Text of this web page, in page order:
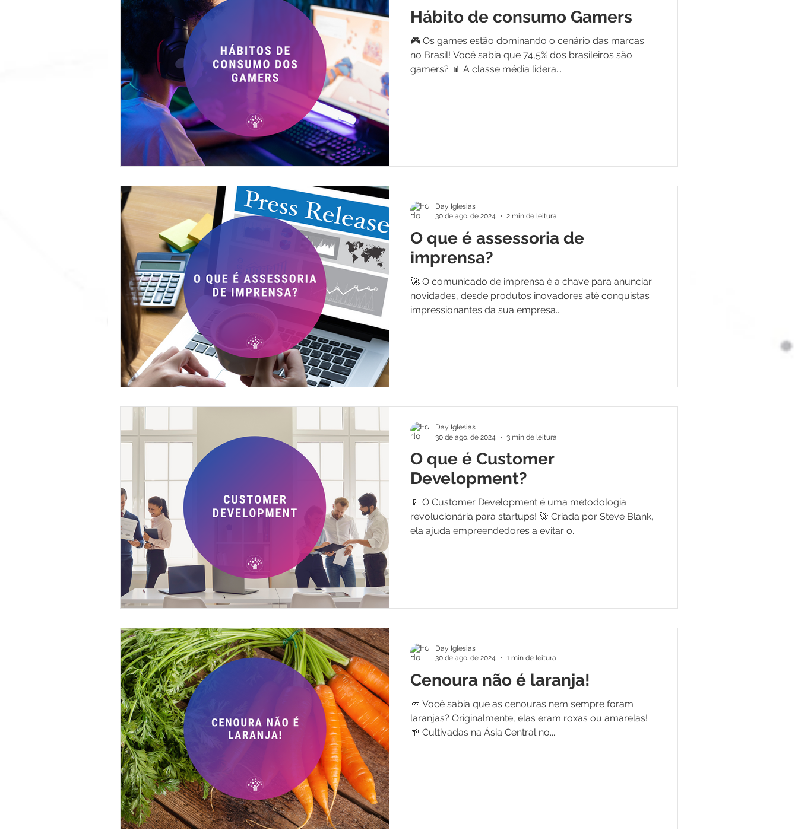
Hábito de consumo Gamers
🎮 Os games estão dominando o cenário das marcas
no Brasil! Você sabia que 74,5% dos brasileiros são
gamers? 📊 A classe média lidera...
O que é assessoria de
imprensa?
🚀 O comunicado de imprensa é a chave para anunciar
novidades, desde produtos inovadores até conquistas
impressionantes da sua empresa....
Day Iglesias
30 de ago. de 2024
2 min de leitura
O que é Customer
Development?
📱 O Customer Development é uma metodologia
revolucionária para startups! 🚀 Criada por Steve Blank,
ela ajuda empreendedores a evitar o...
Day Iglesias
30 de ago. de 2024
3 min de leitura
Cenoura não é laranja!
🥕 Você sabia que as cenouras nem sempre foram
laranjas? Originalmente, elas eram roxas ou amarelas!
🌱 Cultivadas na Ásia Central no...
Day Iglesias
30 de ago. de 2024
1 min de leitura